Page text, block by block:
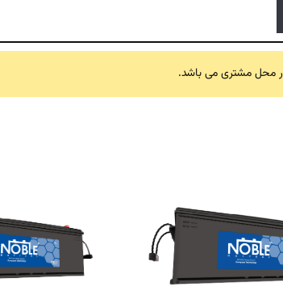
محل مشتری می باشد.